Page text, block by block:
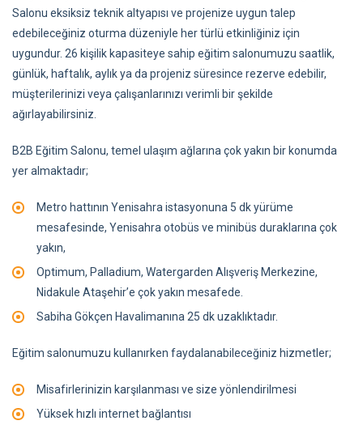
Salonu eksiksiz teknik altyapısı ve projenize uygun talep
edebileceğiniz oturma düzeniyle her türlü etkinliğiniz için
uygundur. 26 kişilik kapasiteye sahip eğitim salonumuzu saatlik,
günlük, haftalık, aylık ya da projeniz süresince rezerve edebilir,
müşterilerinizi veya çalışanlarınızı verimli bir şekilde
ağırlayabilirsiniz.
B2B Eğitim Salonu, temel ulaşım ağlarına çok yakın bir konumda
yer almaktadır;
Metro hattının Yenisahra istasyonuna 5 dk yürüme
mesafesinde, Yenisahra otobüs ve minibüs duraklarına çok
yakın,
Optimum, Palladium, Watergarden Alışveriş Merkezine,
Nidakule Ataşehir’e çok yakın mesafede.
Sabiha Gökçen Havalimanına 25 dk uzaklıktadır.
Eğitim salonumuzu kullanırken faydalanabileceğiniz hizmetler;
Misafirlerinizin karşılanması ve size yönlendirilmesi
Yüksek hızlı internet bağlantısı